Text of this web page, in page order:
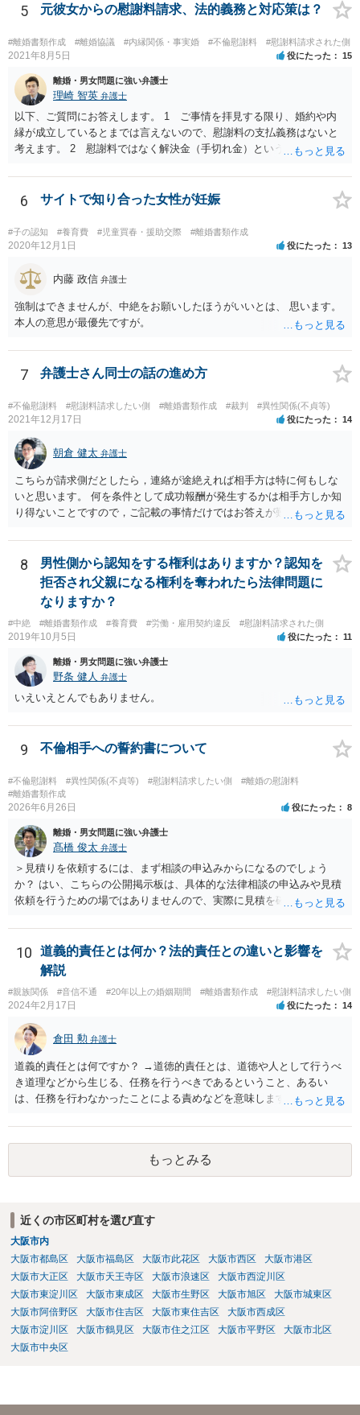
5 元彼女からの慰謝料請求、法的義務と対応策は？
#離婚書類作成 #離婚協議 #内縁関係・事実婚 #不倫慰謝料 #慰謝料請求された側
2021年8月5日 役にたった 15
離婚・男女問題に強い弁護士
理崎 智英 弁護士
以下、ご質問にお答えします。 1 ご事情を拝見する限り、婚約や内
縁が成立しているとまでは言えないので、慰謝料の支払義務はないと
考えます。 2 慰謝料ではなく解決金（手切れ金）という名目で数十
うに合意書を取り交わす必要はあると思います。 4 合意書を取り交
わし、その中で精算条項（一切の債権債務のないことを確認する）を
6 サイトで知り合った女性が妊娠
#子の認知 #養育費 #児童買春・援助交際 #離婚書類作成
2020年12月1日 役にたった 13
内藤 政信 弁護士
強制はできませんが、中絶をお願いしたほうがいいとは、 思います。
本人の意思が最優先ですが。
7 弁護士さん同士の話の進め方
#不倫慰謝料 #慰謝料請求したい側 #離婚書類作成 #裁判 #異性関係(不貞等)
2021年12月17日 役にたった 14
朝倉 健太 弁護士
こちらが請求側だとしたら，連絡が途絶えれば相手方は特に何もしな
いと思います。 何を条件として成功報酬が発生するかは相手方しか知
り得ないことですので，ご記載の事情だけではお答えが難しいです。
せずに続いていることも，いずれもあり得ると思います。個々の弁護
士の考え方によります。
8
男性側から認知をする権利はありますか？認知を
拒否され父親になる権利を奪われたら法律問題に
なりますか？
#中絶 #離婚書類作成 #養育費 #労働・雇用契約違反 #慰謝料請求された側
2019年10月5日 役にたった 11
離婚・男女問題に強い弁護士
野条 健人 弁護士
いえいえとんでもありません。
9 不倫相手への誓約書について
#不倫慰謝料 #異性関係(不貞等) #慰謝料請求したい側
#離婚の慰謝料
#離婚書類作成
2026年6月26日 役にたった 8
離婚・男女問題に強い弁護士
髙橋 俊太 弁護士
＞見積りを依頼するには、まず相談の申込みからになるのでしょう
か？ はい、こちらの公開掲示板は、具体的な法律相談の申込みや見積
依頼を行うための場ではありませんので、実際に見積を確認されたい
わせをしていただく必要があります。
10
道義的責任とは何か？法的責任との違いと影響を
解説
#親族関係 #音信不通 #20年以上の婚姻期間 #離婚書類作成 #慰謝料請求したい側
2024年2月17日 役にたった 14
倉田 勲 弁護士
道義的責任とは何ですか？ →道徳的責任とは、道徳や人として行うべ
き道理などから生じる、任務を行うべきであるということ、あるい
は、任務を行わなかったことによる責めなどを意味します。 道義的責
則はありませんが、道義的責任を果たさないことで、他人からの信用
を無くす、不遇を受けるなどの一般的にはそのような事実上の不利益
もっとみる
近くの市区町村を選び直す
大阪市内
大阪市都島区
大阪市福島区 大阪市此花区 大阪市西区
大阪市港区
大阪市大正区
大阪市天王寺区 大阪市浪速区
大阪市西淀川区
大阪市東淀川区
大阪市東成区 大阪市生野区 大阪市旭区
大阪市城東区
大阪市阿倍野区
大阪市住吉区 大阪市東住吉区
大阪市西成区
大阪市淀川区
大阪市鶴見区 大阪市住之江区 大阪市平野区
大阪市北区
大阪市中央区